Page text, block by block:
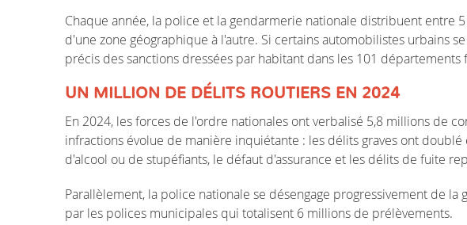
Chaque année, la police et la gendarmerie nationale distribuent entre
d'une zone géographique à l'autre. Si certains automobilistes urbains
précis des sanctions dressées par habitant dans les 101 départements
UN MILLION DE DÉLITS ROUTIERS EN 2024
En 2024, les forces de l'ordre nationales ont verbalisé 5,8 millions de
infractions évolue de manière inquiétante : les délits graves ont
d'alcool ou de stupéfiants, le défaut d'assurance et les délits de fuite
Parallèlement, la police nationale se désengage progressivement de
par les polices municipales qui totalisent 6 millions de prélèvements.